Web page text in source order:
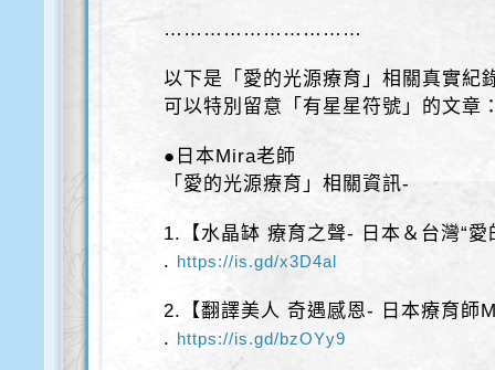
…………………………
以下是「愛的光源療育」相關真實紀
可以特別留意「有星星符號」的文章
●日本Mira老師
「愛的光源療育」相關資訊-
1.【水晶缽 療育之聲- 日本＆台灣“愛
. https://is.gd/x3D4al
2.【翻譯美人 奇遇感恩- 日本療育師
. https://is.gd/bzOYy9